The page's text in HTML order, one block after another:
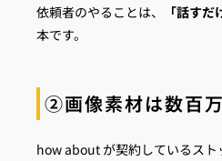
依頼者のやることは、
「話す
本です。
②画像素材は数百
how about が契約しているス